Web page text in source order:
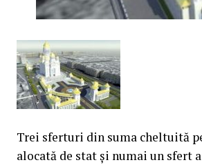
Trei sferturi din suma cheltuită
alocată de stat şi numai un sfert